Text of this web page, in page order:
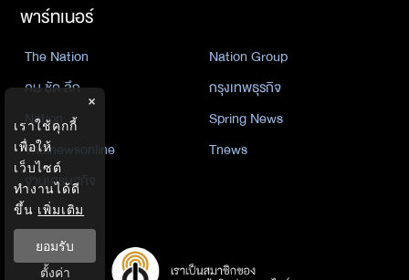
พาร์ทเนอร์
The Nation
Nation Group
คม ชัด ลึก
กรุงเทพธุรกิจ
Nation
Spring News
Thainewsonline
Tnews
ฐานเศรษฐกิจ
×
เราใช้คุกกี้
เพื่อให้
เว็บไซต์
ทำงานได้ดี
ขึ้น เพิ่มเติม
ยอมรับ
ตั้งค่า